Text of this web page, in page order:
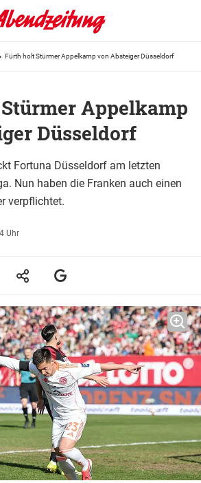
Fürth holt Stürmer Appelkamp von Absteiger Düsseldorf
Appelkamp
Düsseldorf
Fortuna Düsseldorf am letzten
Nun haben die Franken auch einen
verpflichtet.
Uhr